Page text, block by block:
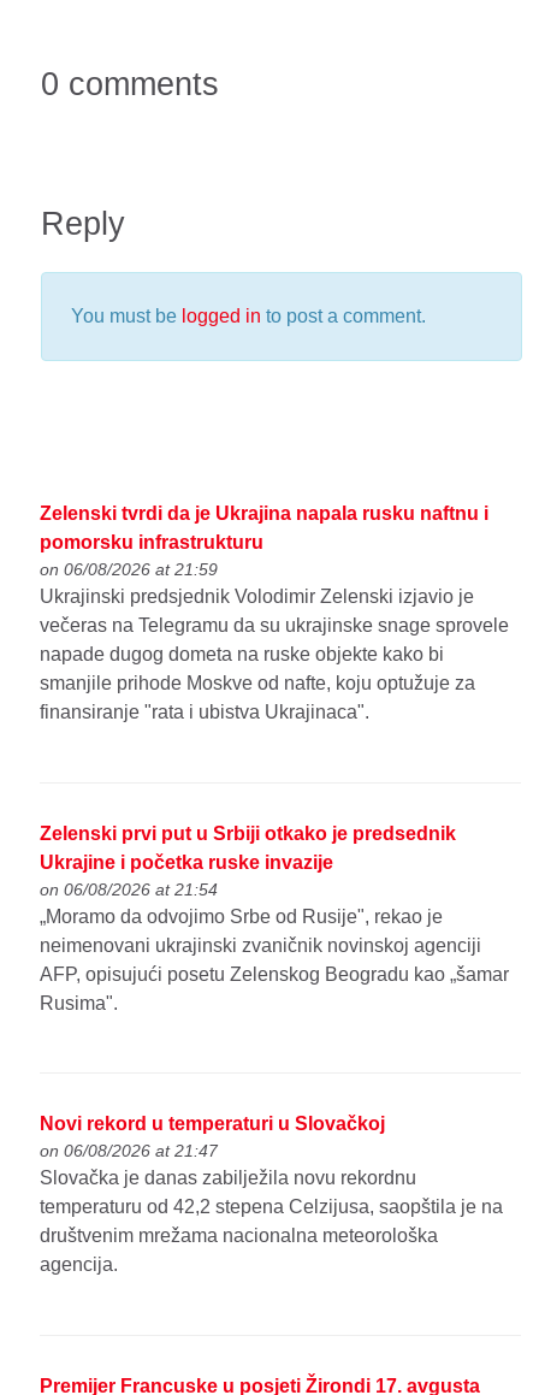
0 comments
Reply
You must be logged in to post a comment.
Zelenski tvrdi da je Ukrajina napala rusku naftnu i
pomorsku infrastrukturu
on 06/08/2026 at 21:59
Ukrajinski predsjednik Volodimir Zelenski izjavio je
večeras na Telegramu da su ukrajinske snage sprovele
napade dugog dometa na ruske objekte kako bi
smanjile prihode Moskve od nafte, koju optužuje za
finansiranje "rata i ubistva Ukrajinaca".
Zelenski prvi put u Srbiji otkako je predsednik
Ukrajine i početka ruske invazije
on 06/08/2026 at 21:54
„Moramo da odvojimo Srbe od Rusije", rekao je
neimenovani ukrajinski zvaničnik novinskoj agenciji
AFP, opisujući posetu Zelenskog Beogradu kao „šamar
Rusima".
Novi rekord u temperaturi u Slovačkoj
on 06/08/2026 at 21:47
Slovačka je danas zabilježila novu rekordnu
temperaturu od 42,2 stepena Celzijusa, saopštila je na
društvenim mrežama nacionalna meteorološka
agencija.
Premijer Francuske u posjeti Žirondi 17. avgusta